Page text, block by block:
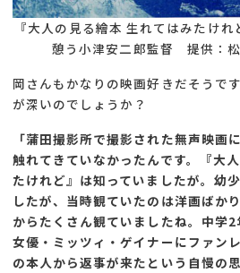
『大人の見る繪本 生れてはみたけ
憩う小津安二郎監督 提供：
岡さんもかなりの映画好きだそうで
が深いのでしょうか？
「蒲田撮影所で撮影された無声映画
触れてきていなかったんです。『大
たけれど』は知っていましたが。幼
したが、当時観ていたのは洋画ばか
からたくさん観ていましたね。中学
女優・ミッツィ・ゲイナーにファン
の本人から返事が来たという自慢の